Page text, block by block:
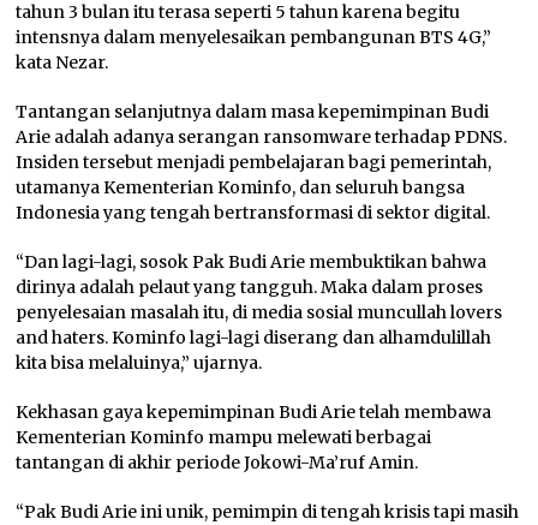
tahun 3 bulan itu terasa seperti 5 tahun karena begitu
intensnya dalam menyelesaikan pembangunan BTS 4G,”
kata Nezar.
Tantangan selanjutnya dalam masa kepemimpinan Budi
Arie adalah adanya serangan ransomware terhadap PDNS.
Insiden tersebut menjadi pembelajaran bagi pemerintah,
utamanya Kementerian Kominfo, dan seluruh bangsa
Indonesia yang tengah bertransformasi di sektor digital.
“Dan lagi-lagi, sosok Pak Budi Arie membuktikan bahwa
dirinya adalah pelaut yang tangguh. Maka dalam proses
penyelesaian masalah itu, di media sosial muncullah lovers
and haters. Kominfo lagi-lagi diserang dan alhamdulillah
kita bisa melaluinya,” ujarnya.
Kekhasan gaya kepemimpinan Budi Arie telah membawa
Kementerian Kominfo mampu melewati berbagai
tantangan di akhir periode Jokowi-Ma’ruf Amin.
“Pak Budi Arie ini unik, pemimpin di tengah krisis tapi masih